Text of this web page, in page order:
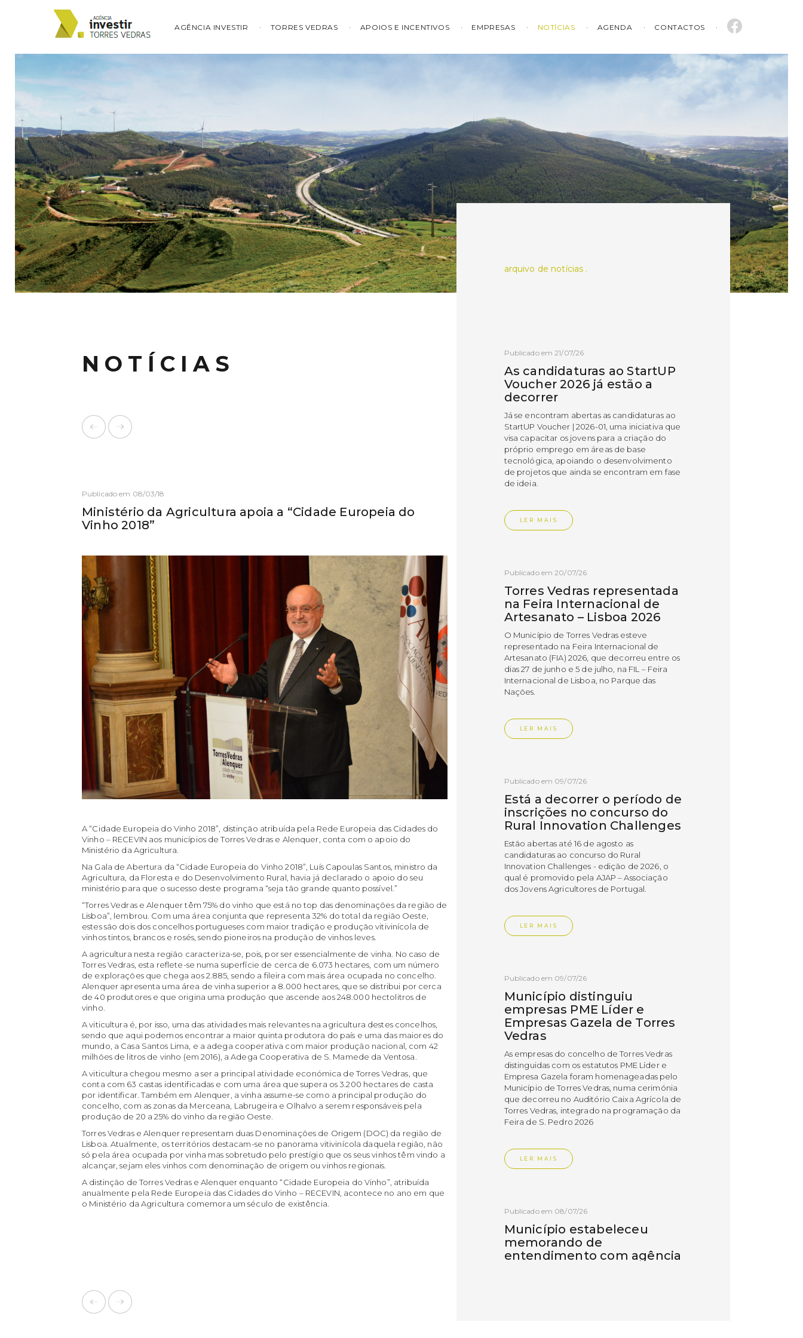
AGÊNCIA INVESTIR TORRES VEDRAS APOIOS E INCENTIVOS EMPRESAS NOTÍCIAS AGENDA CONTACTOS
NOTÍCIAS
Publicado em 08/03/18
Ministério da Agricultura apoia a “Cidade Europeia do
Vinho 2018”
A “Cidade Europeia do Vinho 2018”, distinção atribuída pela Rede Europeia das Cidades do
Vinho – RECEVIN aos municípios de Torres Vedras e Alenquer, conta com o apoio do
Ministério da Agricultura.
Na Gala de Abertura da “Cidade Europeia do Vinho 2018”, Luís Capoulas Santos, ministro da
Agricultura, da Floresta e do Desenvolvimento Rural, havia já declarado o apoio do seu
ministério para que o sucesso deste programa “seja tão grande quanto possível.”
“Torres Vedras e Alenquer têm 75% do vinho que está no top das denominações da região de
Lisboa”, lembrou. Com uma área conjunta que representa 32% do total da região Oeste,
estes são dois dos concelhos portugueses com maior tradição e produção vitivinícola de
vinhos tintos, brancos e rosés, sendo pioneiros na produção de vinhos leves.
A agricultura nesta região caracteriza-se, pois, por ser essencialmente de vinha. No caso de
Torres Vedras, esta reflete-se numa superfície de cerca de 6.073 hectares, com um número
de explorações que chega aos 2.885, sendo a fileira com mais área ocupada no concelho.
Alenquer apresenta uma área de vinha superior a 8.000 hectares, que se distribui por cerca
de 40 produtores e que origina uma produção que ascende aos 248.000 hectolitros de
vinho.
A viticultura é, por isso, uma das atividades mais relevantes na agricultura destes concelhos,
sendo que aqui podemos encontrar a maior quinta produtora do país e uma das maiores do
mundo, a Casa Santos Lima, e a adega cooperativa com maior produção nacional, com 42
milhões de litros de vinho (em 2016), a Adega Cooperativa de S. Mamede da Ventosa.
A viticultura chegou mesmo a ser a principal atividade económica de Torres Vedras, que
conta com 63 castas identificadas e com uma área que supera os 3.200 hectares de casta
por identificar. Também em Alenquer, a vinha assume-se como a principal produção do
concelho, com as zonas da Merceana, Labrugeira e Olhalvo a serem responsáveis pela
produção de 20 a 25% do vinho da região Oeste.
Torres Vedras e Alenquer representam duas Denominações de Origem (DOC) da região de
Lisboa. Atualmente, os territórios destacam-se no panorama vitivinícola daquela região, não
só pela área ocupada por vinha mas sobretudo pelo prestígio que os seus vinhos têm vindo a
alcançar, sejam eles vinhos com denominação de origem ou vinhos regionais.
A distinção de Torres Vedras e Alenquer enquanto “Cidade Europeia do Vinho”, atribuída
anualmente pela Rede Europeia das Cidades do Vinho – RECEVIN, acontece no ano em que
o Ministério da Agricultura comemora um século de existência.
arquivo de notícias .
Publicado em 21/07/26
As candidaturas ao StartUP
Voucher 2026 já estão a
decorrer
Já se encontram abertas as candidaturas ao
StartUP Voucher | 2026-01, uma iniciativa que
visa capacitar os jovens para a criação do
próprio emprego em áreas de base
tecnológica, apoiando o desenvolvimento
de projetos que ainda se encontram em fase
de ideia.
LER MAIS
Publicado em 20/07/26
Torres Vedras representada
na Feira Internacional de
Artesanato – Lisboa 2026
O Município de Torres Vedras esteve
representado na Feira Internacional de
Artesanato (FIA) 2026, que decorreu entre os
dias 27 de junho e 5 de julho, na FIL – Feira
Internacional de Lisboa, no Parque das
Nações.
LER MAIS
Publicado em 09/07/26
Está a decorrer o período de
inscrições no concurso do
Rural Innovation Challenges
Estão abertas até 16 de agosto as
candidaturas ao concurso do Rural
Innovation Challenges - edição de 2026, o
qual é promovido pela AJAP – Associação
dos Jovens Agricultores de Portugal.
LER MAIS
Publicado em 09/07/26
Município distinguiu
empresas PME Líder e
Empresas Gazela de Torres
Vedras
As empresas do concelho de Torres Vedras
distinguidas com os estatutos PME Líder e
Empresa Gazela foram homenageadas pelo
Município de Torres Vedras, numa cerimónia
que decorreu no Auditório Caixa Agrícola de
Torres Vedras, integrado na programação da
Feira de S. Pedro 2026
LER MAIS
Publicado em 08/07/26
Município estabeleceu
memorando de
entendimento com agência